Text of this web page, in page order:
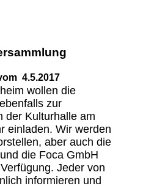
4.5.2017
wollen die
zur
der Kulturhalle am
einladen. Wir werden
aber auch die
die Foca GmbH
Jeder von
informieren und